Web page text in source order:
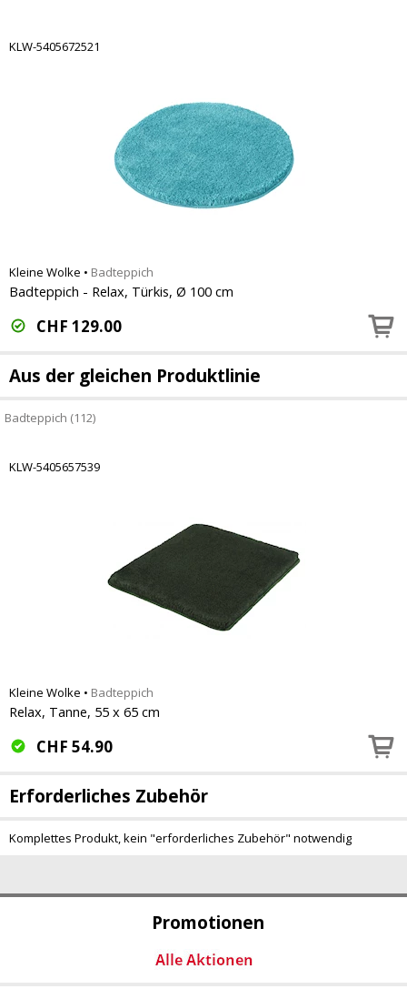
Promotionen
KLW-5405672521
Kleine Wolke • Badteppich
Badteppich - Relax, Türkis, Ø 100 cm
CHF 129.00
Aus der gleichen Produktlinie
Badteppich (112)
KLW-5405657539
Kleine Wolke • Badteppich
Relax, Tanne, 55 x 65 cm
CHF 54.90
Erforderliches Zubehör
Komplettes Produkt, kein "erforderliches Zubehör" notwendig